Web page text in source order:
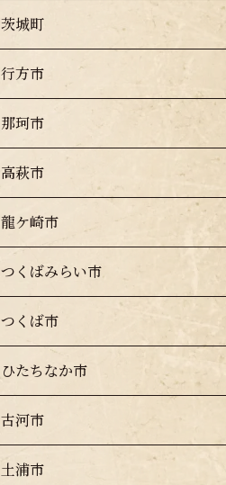
茨城町
行方市
那珂市
高萩市
龍ケ崎市
つくばみらい市
つくば市
ひたちなか市
古河市
土浦市